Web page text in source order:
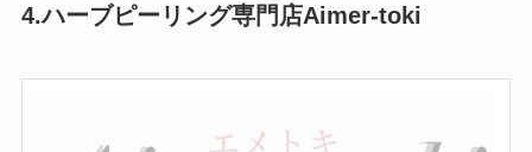
4.ハーブピーリング専門店Aimer-toki